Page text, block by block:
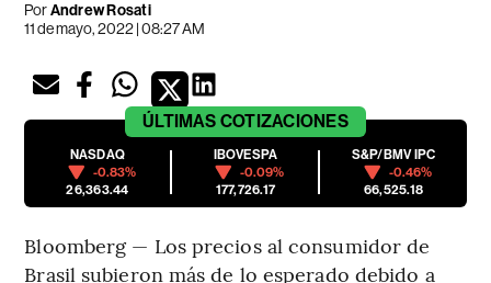
PorAndrew Rosati
11 de mayo, 2022 | 08:27 AM
ÚLTIMAS COTIZACIONES
NASDAQ
-0.83%
26,363.44
IBOVESPA
-0.09%
177,726.17
S&P/BMV IPC
-0.46%
66,525.18
Bloomberg — Los precios al consumidor de
Brasil subieron más de lo esperado debido a